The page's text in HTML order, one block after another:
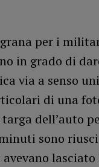
per i
in grado di
via a senso
di una
dell’auto
sono
lasciato